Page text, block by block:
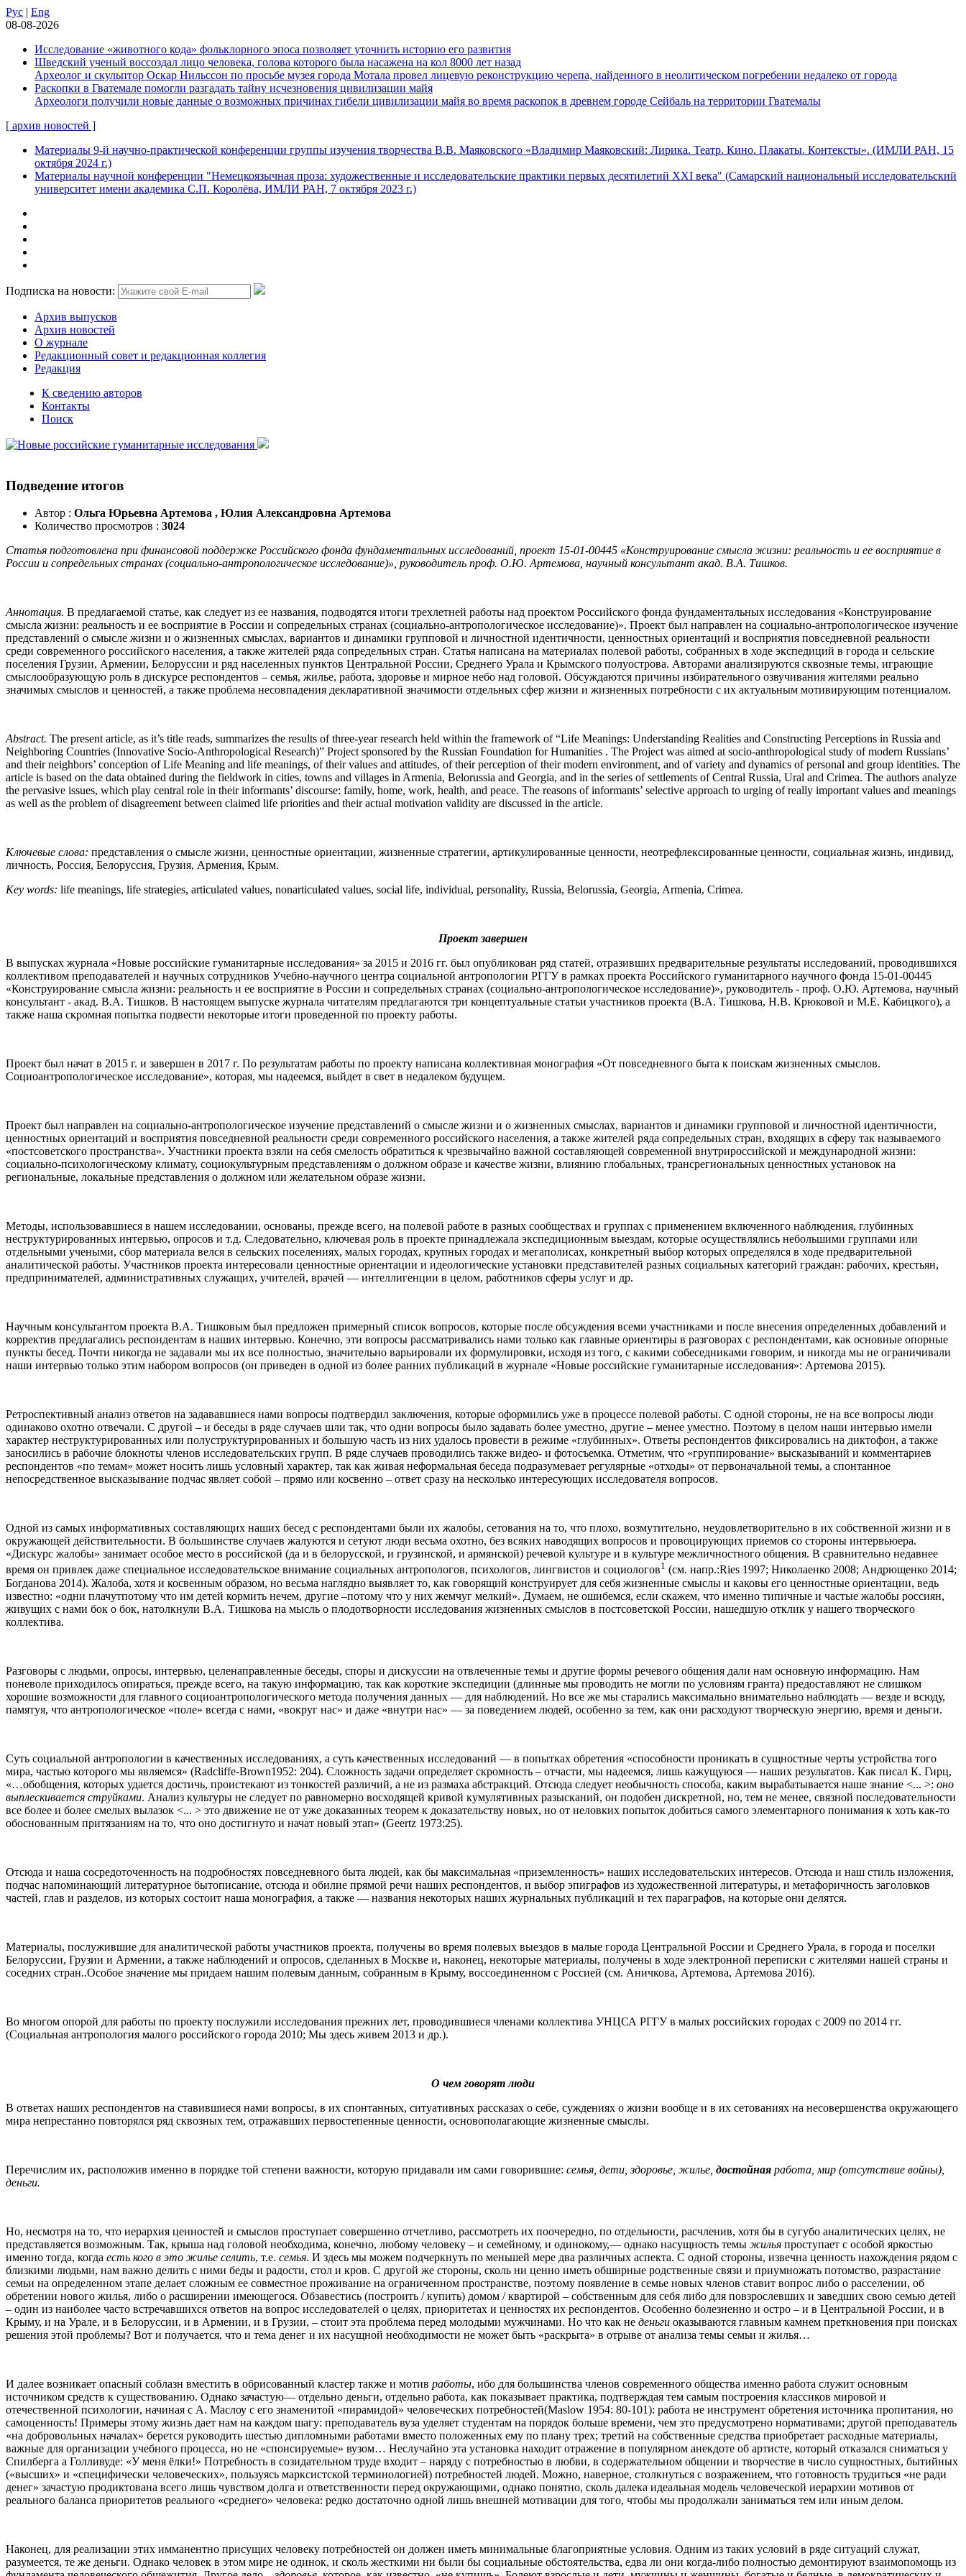
Рус | Eng
08-08-2026
Исследование «животного кода» фольклорного эпоса позволяет уточнить историю его развития
Шведский ученый воссоздал лицо человека, голова которого была насажена на кол 8000 лет назад
Археолог и скульптор Оскар Нильссон по просьбе музея города Мотала провел лицевую реконструкцию черепа, найденного в неолитическом погребении недалеко от города
Раскопки в Гватемале помогли разгадать тайну исчезновения цивилизации майя
Археологи получили новые данные о возможных причинах гибели цивилизации майя во время раскопок в древнем городе Сейбаль на территории Гватемалы
[ архив новостей ]
Материалы 9-й научно-практической конференции группы изучения творчества В.В. Маяковского «Владимир Маяковский: Лирика. Театр. Кино. Плакаты. Контексты». (ИМЛИ РАН, 15
октября 2024 г.)
Материалы научной конференции "Немецкоязычная проза: художественные и исследовательские практики первых десятилетий XXI века" (Самарский национальный исследовательский
университет имени академика С.П. Королёва, ИМЛИ РАН, 7 октября 2023 г.)
Подписка на новости:
Архив выпусков
Архив новостей
О журнале
Редакционный совет и редакционная коллегия
Редакция
К сведению авторов
Контакты
Поиск
Подведение итогов
Автор : Ольга Юрьевна Артемова , Юлия Александровна Артемова
Количество просмотров : 3024
Статья подготовлена при финансовой поддержке Российского фонда фундаментальных исследований, проект 15-01-00445 «Конструирование смысла жизни: реальность и ее восприятие в
России и сопредельных странах (социально-антропологическое исследование)», руководитель проф. О.Ю. Артемова, научный консультант акад. В.А. Тишков.
Аннотация. В предлагаемой статье, как следует из ее названия, подводятся итоги трехлетней работы над проектом Российского фонда фундаментальных исследования «Конструирование
смысла жизни: реальность и ее восприятие в России и сопредельных странах (социально-антропологическое исследование)». Проект был направлен на социально-антропологическое изучение
представлений о смысле жизни и о жизненных смыслах, вариантов и динамики групповой и личностной идентичности, ценностных ориентаций и восприятия повседневной реальности
среди современного российского населения, а также жителей ряда сопредельных стран. Статья написана на материалах полевой работы, собранных в ходе экспедиций в города и сельские
поселения Грузии, Армении, Белоруссии и ряд населенных пунктов Центральной России, Среднего Урала и Крымского полуострова. Авторами анализируются сквозные темы, играющие
смыслообразующую роль в дискурсе респондентов – семья, жилье, работа, здоровье и мирное небо над головой. Обсуждаются причины избирательного озвучивания жителями реально
значимых смыслов и ценностей, а также проблема несовпадения декларативной значимости отдельных сфер жизни и жизненных потребности с их актуальным мотивирующим потенциалом.
Abstract. The present article, as it’s title reads, summarizes the results of three-year research held within the framework of “Life Meanings: Understanding Realities and Constructing Perceptions in Russia and
Neighboring Countries (Innovative Socio-Anthropological Research)” Project sponsored by the Russian Foundation for Humanities . The Project was aimed at socio-anthropological study of modern Russians’
and their neighbors’ conception of Life Meaning and life meanings, of their values and attitudes, of their perception of their modern environment, and of variety and dynamics of personal and group identities. The
article is based on the data obtained during the fieldwork in cities, towns and villages in Armenia, Belorussia and Georgia, and in the series of settlements of Central Russia, Ural and Crimea. The authors analyze
the pervasive issues, which play central role in their informants’ discourse: family, home, work, health, and peace. The reasons of informants’ selective approach to urging of really important values and meanings
as well as the problem of disagreement between claimed life priorities and their actual motivation validity are discussed in the article.
Ключевые слова: представления о смысле жизни, ценностные ориентации, жизненные стратегии, артикулированные ценности, неотрефлексированные ценности, социальная жизнь, индивид,
личность, Россия, Белоруссия, Грузия, Армения, Крым.
Key words: life meanings, life strategies, articulated values, nonarticulated values, social life, individual, personality, Russia, Belorussia, Georgia, Armenia, Crimea.
Проект завершен
В выпусках журнала «Новые российские гуманитарные исследования» за 2015 и 2016 гг. был опубликован ряд статей, отразивших предварительные результаты исследований, проводившихся
коллективом преподавателей и научных сотрудников Учебно-научного центра социальной антропологии РГГУ в рамках проекта Российского гуманитарного научного фонда 15-01-00445
«Конструирование смысла жизни: реальность и ее восприятие в России и сопредельных странах (социально-антропологическое исследование)», руководитель - проф. О.Ю. Артемова, научный
консультант - акад. В.А. Тишков. В настоящем выпуске журнала читателям предлагаются три концептуальные статьи участников проекта (В.А. Тишкова, Н.В. Крюковой и М.Е. Кабицкого), а
также наша скромная попытка подвести некоторые итоги проведенной по проекту работы.
Проект был начат в 2015 г. и завершен в 2017 г. По результатам работы по проекту написана коллективная монография «От повседневного быта к поискам жизненных смыслов.
Социоантропологическое исследование», которая, мы надеемся, выйдет в свет в недалеком будущем.
Проект был направлен на социально-антропологическое изучение представлений о смысле жизни и о жизненных смыслах, вариантов и динамики групповой и личностной идентичности,
ценностных ориентаций и восприятия повседневной реальности среди современного российского населения, а также жителей ряда сопредельных стран, входящих в сферу так называемого
«постсоветского пространства». Участники проекта взяли на себя смелость обратиться к чрезвычайно важной составляющей современной внутрироссийской и международной жизни:
социально-психологическому климату, социокультурным представлениям о должном образе и качестве жизни, влиянию глобальных, трансрегиональных ценностных установок на
региональные, локальные представления о должном или желательном образе жизни.
Методы, использовавшиеся в нашем исследовании, основаны, прежде всего, на полевой работе в разных сообществах и группах с применением включенного наблюдения, глубинных
неструктурированных интервью, опросов и т.д. Следовательно, ключевая роль в проекте принадлежала экспедиционным выездам, которые осуществлялись небольшими группами или
отдельными учеными, сбор материала велся в сельских поселениях, малых городах, крупных городах и мегаполисах, конкретный выбор которых определялся в ходе предварительной
аналитической работы. Участников проекта интересовали ценностные ориентации и идеологические установки представителей разных социальных категорий граждан: рабочих, крестьян,
предпринимателей, административных служащих, учителей, врачей — интеллигенции в целом, работников сферы услуг и др.
Научным консультантом проекта В.А. Тишковым был предложен примерный список вопросов, которые после обсуждения всеми участниками и после внесения определенных добавлений и
корректив предлагались респондентам в наших интервью. Конечно, эти вопросы рассматривались нами только как главные ориентиры в разговорах с респондентами, как основные опорные
пункты бесед. Почти никогда не задавали мы их все полностью, значительно варьировали их формулировки, исходя из того, с какими собеседниками говорим, и никогда мы не ограничивали
наши интервью только этим набором вопросов (он приведен в одной из более ранних публикаций в журнале «Новые российские гуманитарные исследования»: Артемова 2015).
Ретроспективный анализ ответов на задававшиеся нами вопросы подтвердил заключения, которые оформились уже в процессе полевой работы. С одной стороны, не на все вопросы люди
одинаково охотно отвечали. С другой – и беседы в ряде случаев шли так, что одни вопросы было задавать более уместно, другие – менее уместно. Поэтому в целом наши интервью имели
характер неструктурированных или полуструктурированных и большую часть из них удалось провести в режиме «глубинных». Ответы респондентов фиксировались на диктофон, а также
заносились в рабочие блокноты членов исследовательских групп. В ряде случаев проводились также видео- и фотосъемка. Отметим, что «группирование» высказываний и комментариев
респондентов «по темам» может носить лишь условный характер, так как живая неформальная беседа подразумевает регулярные «отходы» от первоначальной темы, а спонтанное
непосредственное высказывание подчас являет собой – прямо или косвенно – ответ сразу на несколько интересующих исследователя вопросов.
Одной из самых информативных составляющих наших бесед с респондентами были их жалобы, сетования на то, что плохо, возмутительно, неудовлетворительно в их собственной жизни и в
окружающей действительности. В большинстве случаев жалуются и сетуют люди весьма охотно, без всяких наводящих вопросов и провоцирующих приемов со стороны интервьюера.
«Дискурс жалобы» занимает особое место в российской (да и в белорусской, и грузинской, и армянской) речевой культуре и в культуре межличностного общения. В сравнительно недавнее
время он привлек даже специальное исследовательское внимание социальных антропологов, психологов, лингвистов и социологов1 (см. напр.:Ries 1997; Николаенко 2008; Андрющенко 2014;
Богданова 2014). Жалоба, хотя и косвенным образом, но весьма наглядно выявляет то, как говорящий конструирует для себя жизненные смыслы и каковы его ценностные ориентации, ведь
известно: «одни плачутпотому что им детей кормить нечем, другие –потому что у них жемчуг мелкий». Думаем, не ошибемся, если скажем, что именно типичные и частые жалобы россиян,
живущих с нами бок о бок, натолкнули В.А. Тишкова на мысль о плодотворности исследования жизненных смыслов в постсоветской России, нашедшую отклик у нашего творческого
коллектива.
Разговоры с людьми, опросы, интервью, целенаправленные беседы, споры и дискуссии на отвлеченные темы и другие формы речевого общения дали нам основную информацию. Нам
поневоле приходилось опираться, прежде всего, на такую информацию, так как короткие экспедиции (длинные мы проводить не могли по условиям гранта) предоставляют не слишком
хорошие возможности для главного социоантропологического метода получения данных — для наблюдений. Но все же мы старались максимально внимательно наблюдать — везде и всюду,
памятуя, что антропологическое «поле» всегда с нами, «вокруг нас» и даже «внутри нас» — за поведением людей, особенно за тем, как они расходуют творческую энергию, время и деньги.
Суть социальной антропологии в качественных исследованиях, а суть качественных исследований — в попытках обретения «способности проникать в сущностные черты устройства того
мира, частью которого мы являемся» (Radcliffe-Brown1952: 204). Сложность задачи определяет скромность – отчасти, мы надеемся, лишь кажущуюся — наших результатов. Как писал К. Гирц,
«…обобщения, которых удается достичь, проистекают из тонкостей различий, а не из размаха абстракций. Отсюда следует необычность способа, каким вырабатывается наше знание <... >: оно
выплескивается струйками. Анализ культуры не следует по равномерно восходящей кривой кумулятивных разысканий, он подобен дискретной, но, тем не менее, связной последовательности
все более и более смелых вылазок <... > это движение не от уже доказанных теорем к доказательству новых, но от неловких попыток добиться самого элементарного понимания к хоть как-то
обоснованным притязаниям на то, что оно достигнуто и начат новый этап» (Geertz 1973:25).
Отсюда и наша сосредоточенность на подробностях повседневного быта людей, как бы максимальная «приземленность» наших исследовательских интересов. Отсюда и наш стиль изложения,
подчас напоминающий литературное бытописание, отсюда и обилие прямой речи наших респондентов, и выбор эпиграфов из художественной литературы, и метафоричность заголовков
частей, глав и разделов, из которых состоит наша монография, а также — названия некоторых наших журнальных публикаций и тех параграфов, на которые они делятся.
Материалы, послужившие для аналитической работы участников проекта, получены во время полевых выездов в малые города Центральной России и Среднего Урала, в города и поселки
Белоруссии, Грузии и Армении, а также наблюдений и опросов, сделанных в Москве и, наконец, некоторые материалы, получены в ходе электронной переписки с жителями нашей страны и
соседних стран..Особое значение мы придаем нашим полевым данным, собранным в Крыму, воссоединенном с Россией (см. Аничкова, Артемова, Артемова 2016).
Во многом опорой для работы по проекту послужили исследования прежних лет, проводившиеся членами коллектива УНЦСА РГГУ в малых российских городах с 2009 по 2014 гг.
(Социальная антропология малого российского города 2010; Мы здесь живем 2013 и др.).
О чем говорят люди
В ответах наших респондентов на ставившиеся нами вопросы, в их спонтанных, ситуативных рассказах о себе, суждениях о жизни вообще и в их сетованиях на несовершенства окружающего
мира непрестанно повторялся ряд сквозных тем, отражавших первостепенные ценности, основополагающие жизненные смыслы.
Перечислим их, расположив именно в порядке той степени важности, которую придавали им сами говорившие: семья, дети, здоровье, жилье, достойная работа, мир (отсутствие войны),
деньги.
Но, несмотря на то, что иерархия ценностей и смыслов проступает совершенно отчетливо, рассмотреть их поочередно, по отдельности, расчленив, хотя бы в сугубо аналитических целях, не
представляется возможным. Так, крыша над головой необходима, конечно, любому человеку – и семейному, и одинокому,— однако насущность темы жилья проступает с особой яркостью
именно тогда, когда есть кого в это жилье селить, т.е. семья. И здесь мы можем подчеркнуть по меньшей мере два различных аспекта. С одной стороны, извечна ценность нахождения рядом с
близкими людьми, нам важно делить с ними беды и радости, стол и кров. С другой же стороны, сколь ни ценно иметь обширные родственные связи и приумножать потомство, разрастание
семьи на определенном этапе делает сложным ее совместное проживание на ограниченном пространстве, поэтому появление в семье новых членов ставит вопрос либо о расселении, об
обретении нового жилья, либо о расширении имеющегося. Обзавестись (построить / купить) домом / квартирой – собственным для себя либо для повзрослевших и заведших свою семью детей
– один из наиболее часто встречавшихся ответов на вопрос исследователей о целях, приоритетах и ценностях их респондентов. Особенно болезненно и остро – и в Центральной России, и в
Крыму, и на Урале, и в Белоруссии, и в Армении, и в Грузии, – стоит эта проблема перед молодыми мужчинами. Но что как не деньги оказываются главным камнем преткновения при поисках
решения этой проблемы? Вот и получается, что и тема денег и их насущной необходимости не может быть «раскрыта» в отрыве от анализа темы семьи и жилья…
И далее возникает опасный соблазн вместить в обрисованный кластер также и мотив работы, ибо для большинства членов современного общества именно работа служит основным
источником средств к существованию. Однако зачастую— отдельно деньги, отдельно работа, как показывает практика, подтверждая тем самым построения классиков мировой и
отечественной психологии, начиная с А. Маслоу с его знаменитой «пирамидой» человеческих потребностей(Maslow 1954: 80-101): работа не инструмент обретения источника пропитания, но
самоценность! Примеры этому жизнь дает нам на каждом шагу: преподаватель вуза уделяет студентам на порядок больше времени, чем это предусмотрено нормативами; другой преподаватель
«на добровольных началах» берется руководить шестью дипломными работами вместо положенных ему по плану трех; третий на собственные средства приобретает расходные материалы,
важные для организации учебного процесса, но не «спонсируемые» вузом… Неслучайно эта установка находит отражение в популярном анекдоте об артисте, который отказался сниматься у
Спилберга а Голливуде: «У меня ёлки!» Потребность в созидательном труде входит – наряду с потребностью в любви, в содержательном общении и творчестве в число сущностных, бытийных
(«высших» и «специфически человеческих», пользуясь марксистской терминологией) потребностей людей. Можно, наверное, столкнуться с возражением, что готовность трудиться «не ради
денег» зачастую продиктована всего лишь чувством долга и ответственности перед окружающими, однако понятно, сколь далека идеальная модель человеческой иерархии мотивов от
реального баланса приоритетов реального «среднего» человека: редко достаточно одной лишь внешней мотивации для того, чтобы мы продолжали заниматься тем или иным делом.
Наконец, для реализации этих имманентно присущих человеку потребностей он должен иметь минимальные благоприятные условия. Одним из таких условий в ряде ситуаций служат,
разумеется, те же деньги. Однако человек в этом мире не одинок, и сколь жесткими ни были бы социальные обстоятельства, едва ли они когда-либо полностью демонтируют взаимопомощь из